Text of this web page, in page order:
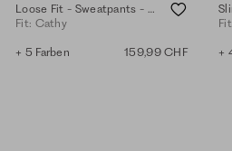
Loose Fit - Sweatpants - eggshell
Fit: Cathy
+ 5 Farben 159,99 CHF +